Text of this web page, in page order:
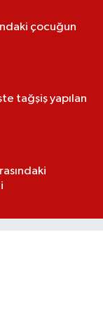
çocuğun
tağşiş yapılan